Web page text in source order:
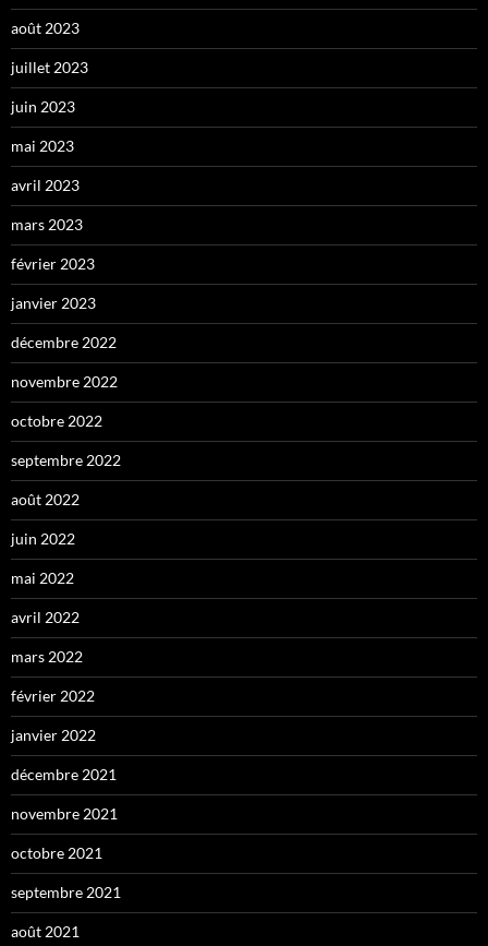
août 2023
juillet 2023
juin 2023
mai 2023
avril 2023
mars 2023
février 2023
janvier 2023
décembre 2022
novembre 2022
octobre 2022
septembre 2022
août 2022
juin 2022
mai 2022
avril 2022
mars 2022
février 2022
janvier 2022
décembre 2021
novembre 2021
octobre 2021
septembre 2021
août 2021